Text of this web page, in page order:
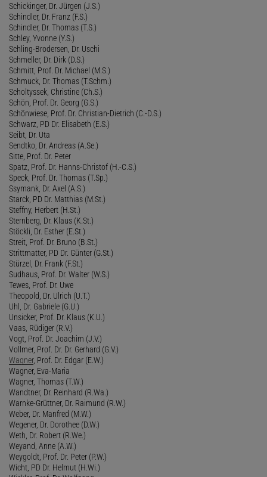
Schickinger, Dr. Jürgen (J.S.)
Schindler, Dr. Franz (F.S.)
Schindler, Dr. Thomas (T.S.)
Schley, Yvonne (Y.S.)
Schling-Brodersen, Dr. Uschi
Schmeller, Dr. Dirk (D.S.)
Schmitt, Prof. Dr. Michael (M.S.)
Schmuck, Dr. Thomas (T.Schm.)
Scholtyssek, Christine (Ch.S.)
Schön, Prof. Dr. Georg (G.S.)
Schönwiese, Prof. Dr. Christian-Dietrich (C.-D.S.)
Schwarz, PD Dr. Elisabeth (E.S.)
Seibt, Dr. Uta
Sendtko, Dr. Andreas (A.Se.)
Sitte, Prof. Dr. Peter
Spatz, Prof. Dr. Hanns-Christof (H.-C.S.)
Speck, Prof. Dr. Thomas (T.Sp.)
Ssymank, Dr. Axel (A.S.)
Starck, PD Dr. Matthias (M.St.)
Steffny, Herbert (H.St.)
Sternberg, Dr. Klaus (K.St.)
Stöckli, Dr. Esther (E.St.)
Streit, Prof. Dr. Bruno (B.St.)
Strittmatter, PD Dr. Günter (G.St.)
Stürzel, Dr. Frank (F.St.)
Sudhaus, Prof. Dr. Walter (W.S.)
Tewes, Prof. Dr. Uwe
Theopold, Dr. Ulrich (U.T.)
Uhl, Dr. Gabriele (G.U.)
Unsicker, Prof. Dr. Klaus (K.U.)
Vaas, Rüdiger (R.V.)
Vogt, Prof. Dr. Joachim (J.V.)
Vollmer, Prof. Dr. Dr. Gerhard (G.V.)
Wagner, Prof. Dr. Edgar (E.W.)
Wagner, Eva-Maria
Wagner, Thomas (T.W.)
Wandtner, Dr. Reinhard (R.Wa.)
Warnke-Grüttner, Dr. Raimund (R.W.)
Weber, Dr. Manfred (M.W.)
Wegener, Dr. Dorothee (D.W.)
Weth, Dr. Robert (R.We.)
Weyand, Anne (A.W.)
Weygoldt, Prof. Dr. Peter (P.W.)
Wicht, PD Dr. Helmut (H.Wi.)